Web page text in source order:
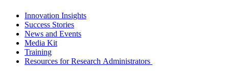
Innovation Insights
Success Stories
News and Events
Media Kit
Training
Resources for Research Administrators